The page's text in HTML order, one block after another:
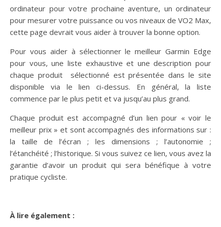
ordinateur pour votre prochaine aventure, un ordinateur
pour mesurer votre puissance ou vos niveaux de VO2 Max,
cette page devrait vous aider à trouver la bonne option.
Pour vous aider à sélectionner le meilleur Garmin Edge
pour vous, une liste exhaustive et une description pour
chaque produit sélectionné est présentée dans le site
disponible via le lien ci-dessus. En général, la liste
commence par le plus petit et va jusqu’au plus grand.
Chaque produit est accompagné d’un lien pour « voir le
meilleur prix » et sont accompagnés des informations sur :
la taille de l’écran ; les dimensions ; l’autonomie ;
l’étanchéité ; l’historique. Si vous suivez ce lien, vous avez la
garantie d’avoir un produit qui sera bénéfique à votre
pratique cycliste.
À lire également :